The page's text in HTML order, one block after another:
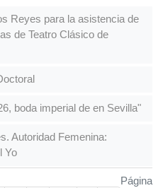
Reyes para la asistencia de
de Teatro Clásico de
boda imperial de en Sevilla"
Autoridad Femenina:
Yo
Página